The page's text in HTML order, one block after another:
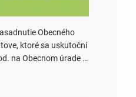
Obecného
ktoré sa uskutoční
na Obecnom úrade v
návrhovej komisie a